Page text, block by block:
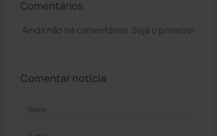
Comentários
Ainda não há comentários. Seja o primeiro!
Comentar notícia